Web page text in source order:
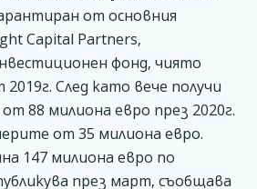
от основния
Capital Partners,
фонд, чиято
След като вече получи
88 милиона евро през 2020г.
от 35 милиона евро.
147 милиона евро по
през март, съобщава